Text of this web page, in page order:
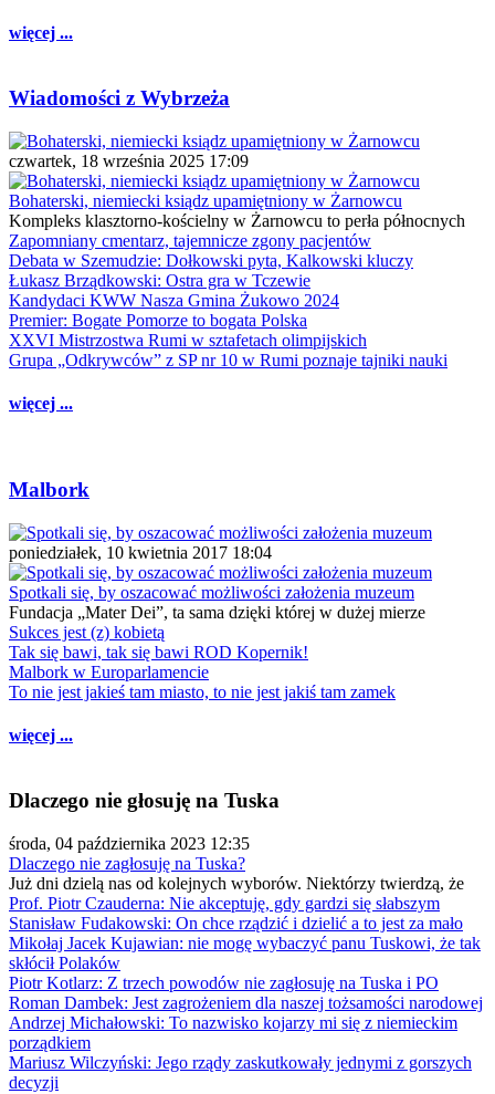
więcej ...
Wiadomości z Wybrzeża
czwartek, 18 września 2025 17:09
Bohaterski, niemiecki ksiądz upamiętniony w Żarnowcu
Kompleks klasztorno-kościelny w Żarnowcu to perła północnych
Zapomniany cmentarz, tajemnicze zgony pacjentów
Debata w Szemudzie: Dołkowski pyta, Kalkowski kluczy
Łukasz Brządkowski: Ostra gra w Tczewie
Kandydaci KWW Nasza Gmina Żukowo 2024
Premier: Bogate Pomorze to bogata Polska
XXVI Mistrzostwa Rumi w sztafetach olimpijskich
Grupa „Odkrywców” z SP nr 10 w Rumi poznaje tajniki nauki
więcej ...
Malbork
poniedziałek, 10 kwietnia 2017 18:04
Spotkali się, by oszacować możliwości założenia muzeum
Fundacja „Mater Dei”, ta sama dzięki której w dużej mierze
Sukces jest (z) kobietą
Tak się bawi, tak się bawi ROD Kopernik!
Malbork w Europarlamencie
To nie jest jakieś tam miasto, to nie jest jakiś tam zamek
więcej ...
Dlaczego nie głosuję na Tuska
środa, 04 października 2023 12:35
Dlaczego nie zagłosuję na Tuska?
Już dni dzielą nas od kolejnych wyborów. Niektórzy twierdzą, że
Prof. Piotr Czauderna: Nie akceptuję, gdy gardzi się słabszym
Stanisław Fudakowski: On chce rządzić i dzielić a to jest za mało
Mikołaj Jacek Kujawian: nie mogę wybaczyć panu Tuskowi, że tak
skłócił Polaków
Piotr Kotlarz: Z trzech powodów nie zagłosuję na Tuska i PO
Roman Dambek: Jest zagrożeniem dla naszej tożsamości narodowej
Andrzej Michałowski: To nazwisko kojarzy mi się z niemieckim
porządkiem
Mariusz Wilczyński: Jego rządy zaskutkowały jednymi z gorszych
decyzji